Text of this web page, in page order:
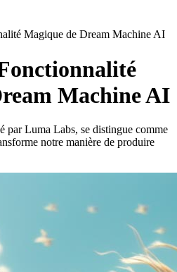
Magique de Dream Machine AI
Machine AI
par Luma Labs, se distingue comme
notre manière de produire